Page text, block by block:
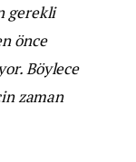
gerekli
önce
Böylece
zaman